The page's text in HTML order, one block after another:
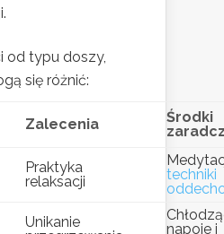
od typu doszy,
się różnić:
Zalecenia
Środki
Praktyka
relaksacji
techniki
Unikanie
napoje i